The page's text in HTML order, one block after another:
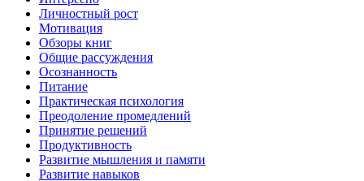
Личностный рост
Мотивация
Обзоры книг
Общие рассуждения
Осознанность
Питание
Практическая психология
Преодоление промедлений
Принятие решений
Продуктивность
Развитие мышления и памяти
Развитие навыков